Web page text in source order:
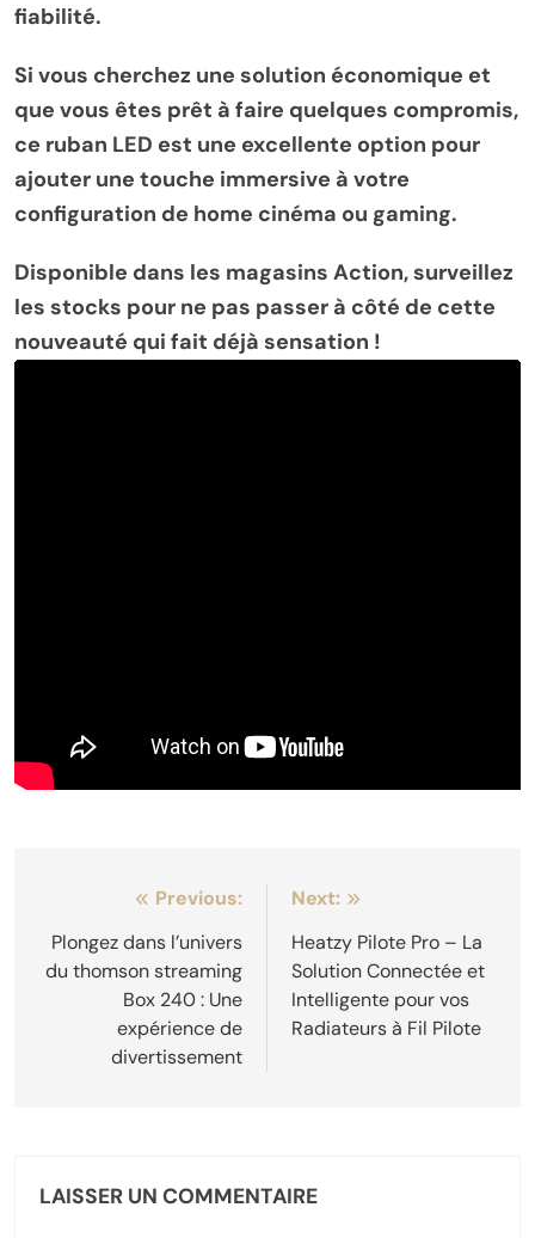
fiabilité.
Si vous cherchez une solution économique et
que vous êtes prêt à faire quelques compromis,
ce ruban LED est une excellente option pour
ajouter une touche immersive à votre
configuration de home cinéma ou gaming.
Disponible dans les magasins Action, surveillez
les stocks pour ne pas passer à côté de cette
nouveauté qui fait déjà sensation !
Navigation
de
l’article
Previous:
Plongez dans l’univers
du thomson streaming
Box 240 : Une
expérience de
divertissement
Next:
Heatzy Pilote Pro – La
Solution Connectée et
Intelligente pour vos
Radiateurs à Fil Pilote
LAISSER UN COMMENTAIRE